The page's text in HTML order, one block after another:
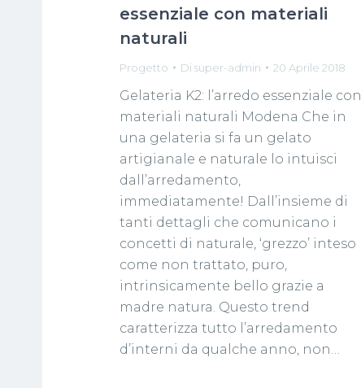
essenziale con materiali
naturali
Progetto Di super-admin 20 Aprile 2018
Gelateria K2: l’arredo essenziale con
materiali naturali Modena Che in
una gelateria si fa un gelato
artigianale e naturale lo intuisci
dall’arredamento,
immediatamente! Dall’insieme di
tanti dettagli che comunicano i
concetti di naturale, ‘grezzo’ inteso
come non trattato, puro,
intrinsicamente bello grazie a
madre natura. Questo trend
caratterizza tutto l’arredamento
d’interni da qualche anno, non…